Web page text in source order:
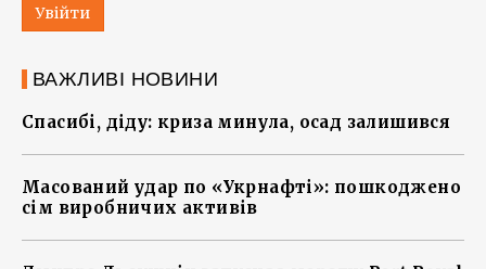
Увійти
ВАЖЛИВІ НОВИНИ
Спасибі, діду: криза минула, осад залишився
Масований удар по «Укрнафті»: пошкоджено
сім виробничих активів